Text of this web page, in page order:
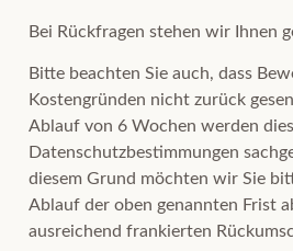
Bei Rückfragen stehen wir Ihnen
Bitte beachten Sie auch, dass
Kostengründen nicht zurück
Ablauf von 6 Wochen werden
Datenschutzbestimmungen
diesem Grund möchten wir Sie
Ablauf der oben genannten Frist
ausreichend frankierten